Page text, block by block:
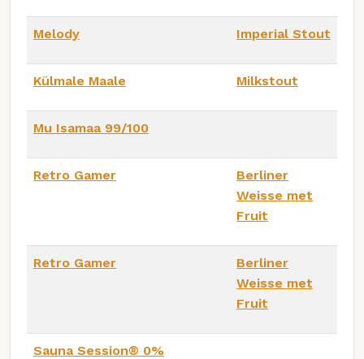
Melody Imperial Stout
Külmale Maale Milkstout
Mu Isamaa 99/100
Retro Gamer
Berliner
Weisse met
Fruit
Retro Gamer
Berliner
Weisse met
Fruit
Sauna Session®️ 0%